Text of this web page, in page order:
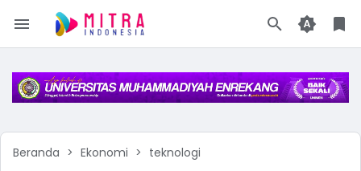
Beranda Ekonomi teknologi